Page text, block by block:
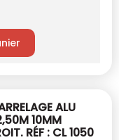
ALU
10MM
RÉF : CL 1050